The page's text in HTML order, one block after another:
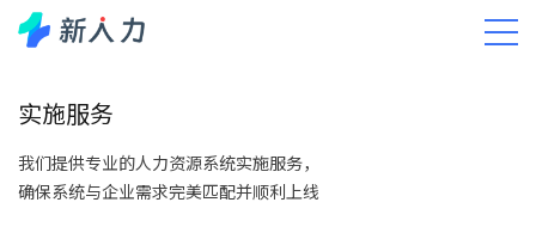
APP下载 调研服务
实施服务
我们提供专业的人力资源系统实施服务，
确保系统与企业需求完美匹配并顺利上线